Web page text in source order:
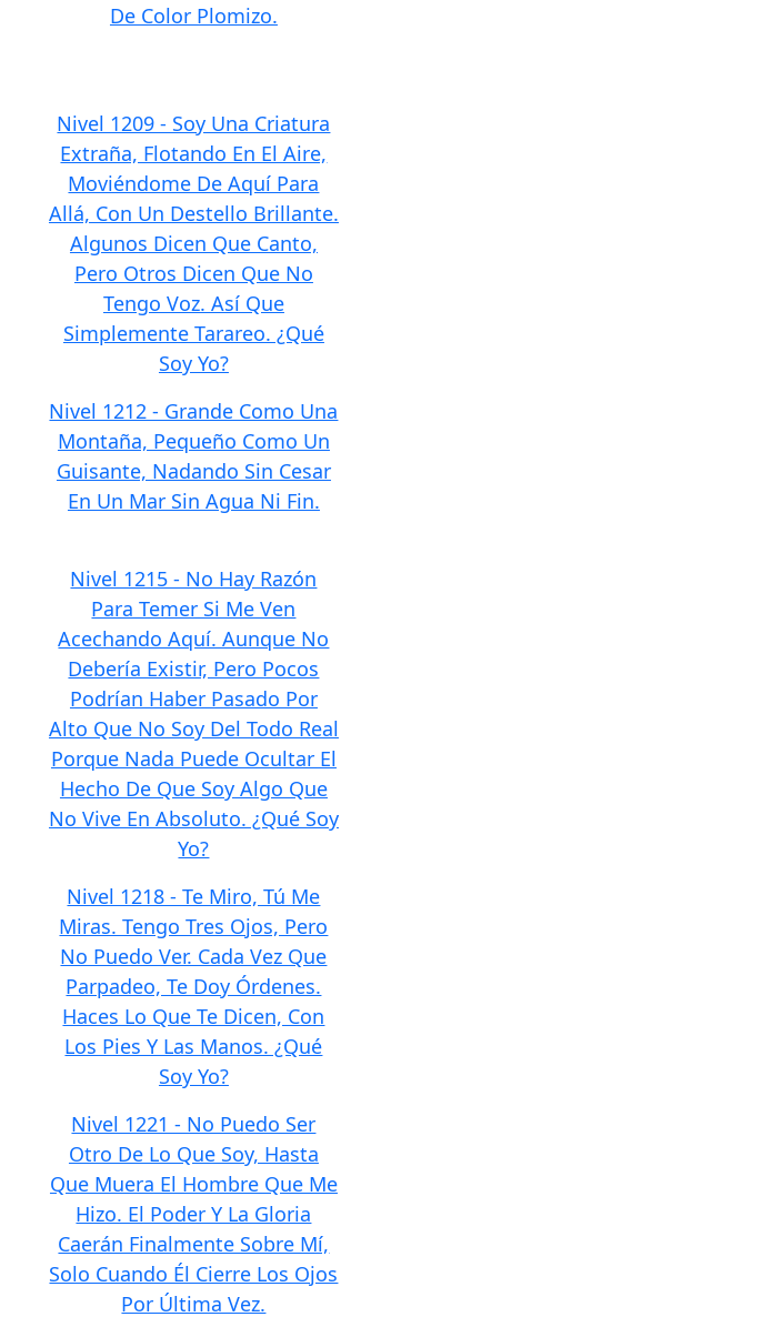
De Color Plomizo.
Nivel 1209 - Soy Una Criatura
Extraña, Flotando En El Aire,
Moviéndome De Aquí Para
Allá, Con Un Destello Brillante.
Algunos Dicen Que Canto,
Pero Otros Dicen Que No
Tengo Voz. Así Que
Simplemente Tarareo. ¿Qué
Soy Yo?
Nivel 1212 - Grande Como Una
Montaña, Pequeño Como Un
Guisante, Nadando Sin Cesar
En Un Mar Sin Agua Ni Fin.
Nivel 1215 - No Hay Razón
Para Temer Si Me Ven
Acechando Aquí. Aunque No
Debería Existir, Pero Pocos
Podrían Haber Pasado Por
Alto Que No Soy Del Todo Real
Porque Nada Puede Ocultar El
Hecho De Que Soy Algo Que
No Vive En Absoluto. ¿Qué Soy
Yo?
Nivel 1218 - Te Miro, Tú Me
Miras. Tengo Tres Ojos, Pero
No Puedo Ver. Cada Vez Que
Parpadeo, Te Doy Órdenes.
Haces Lo Que Te Dicen, Con
Los Pies Y Las Manos. ¿Qué
Soy Yo?
Nivel 1221 - No Puedo Ser
Otro De Lo Que Soy, Hasta
Que Muera El Hombre Que Me
Hizo. El Poder Y La Gloria
Caerán Finalmente Sobre Mí,
Solo Cuando Él Cierre Los Ojos
Por Última Vez.